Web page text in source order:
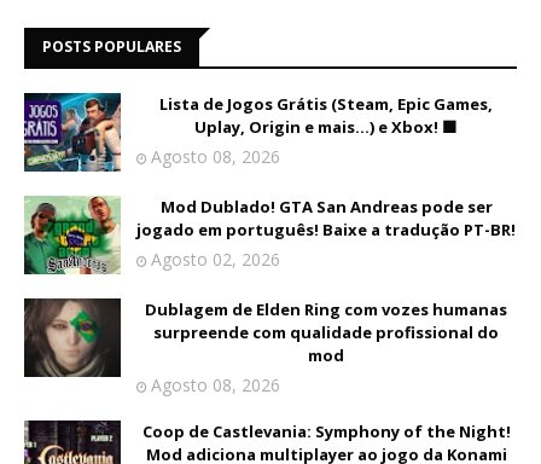
POSTS POPULARES
Lista de Jogos Grátis (Steam, Epic Games,
Uplay, Origin e mais...) e Xbox! 🟩
Agosto 08, 2026
Mod Dublado! GTA San Andreas pode ser
jogado em português! Baixe a tradução PT-BR!
Agosto 02, 2026
Dublagem de Elden Ring com vozes humanas
surpreende com qualidade profissional do
mod
Agosto 08, 2026
Coop de Castlevania: Symphony of the Night!
Mod adiciona multiplayer ao jogo da Konami